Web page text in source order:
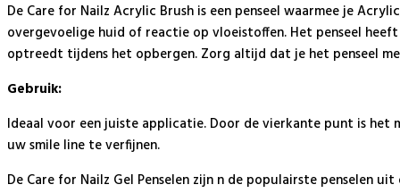
De Care for Nailz Acrylic Brush is een penseel waarmee je
overgevoelige huid of reactie op vloeistoffen. Het penseel
optreedt tijdens het opbergen. Zorg altijd dat je het penseel
Gebruik:
Ideaal voor een juiste applicatie. Door de vierkante punt is het
uw smile line te verfijnen.
De Care for Nailz Gel Penselen zijn n de populairste penselen